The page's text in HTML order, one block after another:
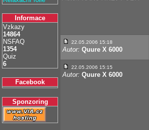
Informace
Vzkazy
14864
NSFAQ
1354
Quiz
6
Facebook
Sponzoring
22.05.2006 15:18
Autor: Quure X 6000
22.05.2006 15:15
Autor: Quure X 6000